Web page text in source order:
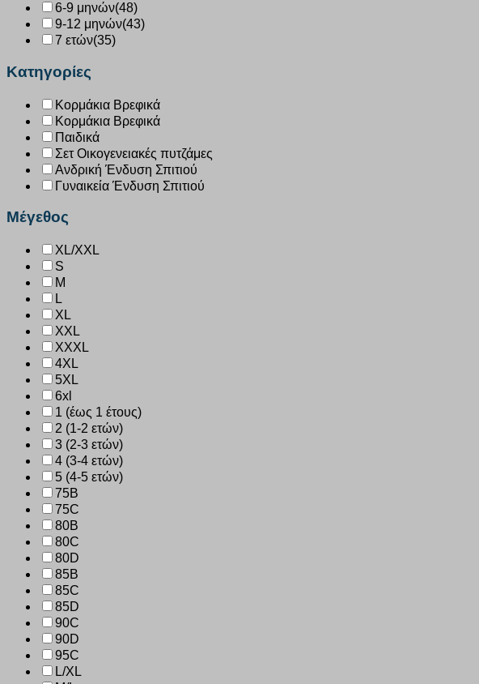
6-9 μηνών(48)
9-12 μηνών(43)
7 ετών(35)
Κατηγορίες
Κορμάκια Βρεφικά
Κορμάκια Βρεφικά
Παιδικά
Σετ Οικογενειακές πυτζάμες
Ανδρική Ένδυση Σπιτιού
Γυναικεία Ένδυση Σπιτιού
Μέγεθος
XL/XXL
S
M
L
XL
XXL
XXXL
4XL
5XL
6xl
1 (έως 1 έτους)
2 (1-2 ετών)
3 (2-3 ετών)
4 (3-4 ετών)
5 (4-5 ετών)
75B
75C
80B
80C
80D
85B
85C
85D
90C
90D
95C
L/XL